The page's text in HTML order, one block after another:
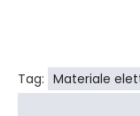
Tag: Materiale